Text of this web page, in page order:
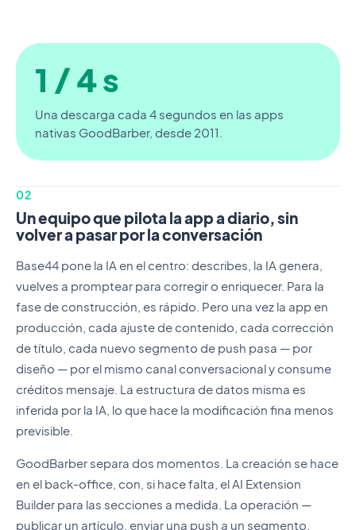
1 / 4 s
Una descarga cada 4 segundos en las apps
nativas GoodBarber, desde 2011.
02
Un equipo que pilota la app a diario, sin
volver a pasar por la conversación
Base44 pone la IA en el centro: describes, la IA genera,
vuelves a promptear para corregir o enriquecer. Para la
fase de construcción, es rápido. Pero una vez la app en
producción, cada ajuste de contenido, cada corrección
de título, cada nuevo segmento de push pasa — por
diseño — por el mismo canal conversacional y consume
créditos mensaje. La estructura de datos misma es
inferida por la IA, lo que hace la modificación fina menos
previsible.
GoodBarber separa dos momentos. La creación se hace
en el back-office, con, si hace falta, el AI Extension
Builder para las secciones a medida. La operación —
publicar un artículo, enviar una push a un segmento,